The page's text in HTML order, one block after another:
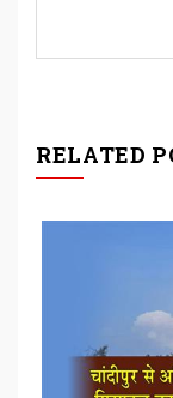
RELATED